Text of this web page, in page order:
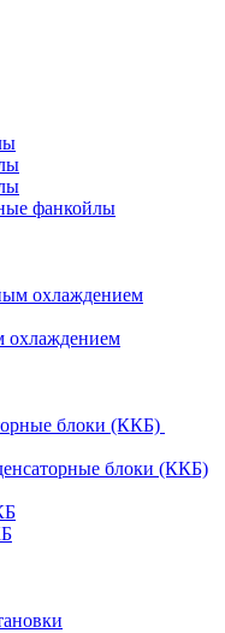
фанкойлы
охлаждением
охлаждением
блоки (ККБ)
блоки (ККБ)